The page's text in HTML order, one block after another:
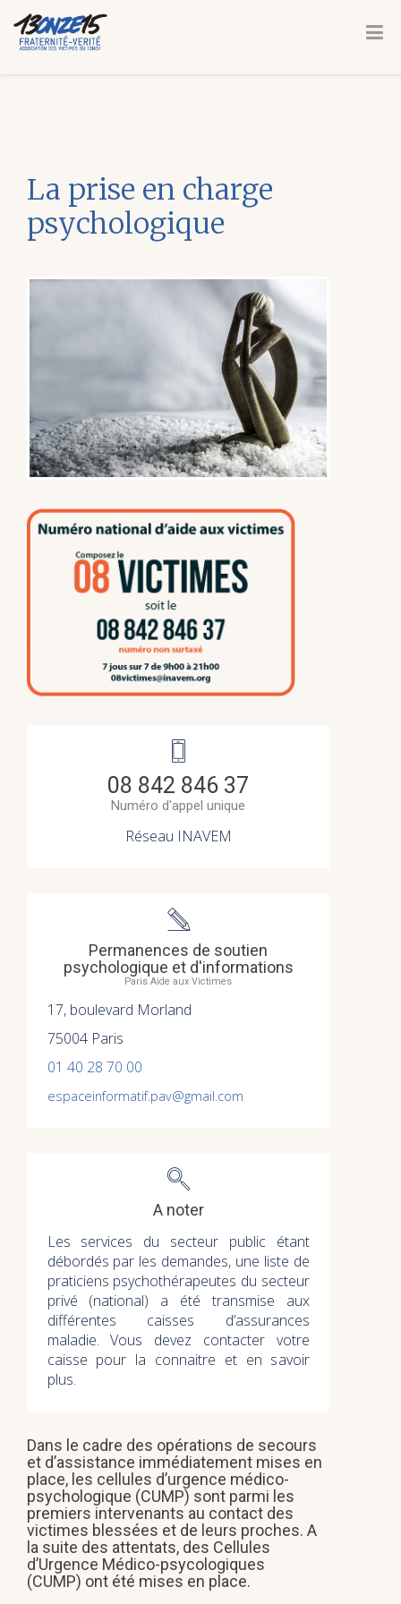
La prise en charge
psychologique
08 842 846 37
Numéro d'appel unique
Réseau INAVEM
Permanences de soutien
psychologique et d'informations
Paris Aide aux Victimes
17, boulevard Morland
75004 Paris
01 40 28 70 00
espaceinformatif.pav@gmail.com
A noter
Les services du secteur public étant
débordés par les demandes, une liste de
praticiens psychothérapeutes du secteur
privé (national) a été transmise aux
différentes caisses d’assurances
maladie. Vous devez contacter votre
caisse pour la connaitre et en savoir
plus.
Dans le cadre des opérations de secours
et d’assistance immédiatement mises en
place, les cellules d’urgence médico-
psychologique (CUMP) sont parmi les
premiers intervenants au contact des
victimes blessées et de leurs proches. A
la suite des attentats, des Cellules
d’Urgence Médico-psycologiques
(CUMP) ont été mises en place.